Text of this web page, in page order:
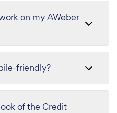
on my AWeber
friendly?
of the Credit